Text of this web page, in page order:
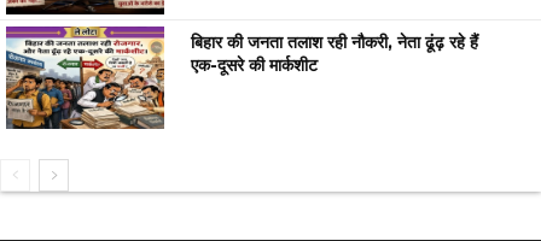
बिहार की जनता तलाश रही नौकरी, नेता ढूंढ़ रहे हैं
एक-दूसरे की मार्कशीट